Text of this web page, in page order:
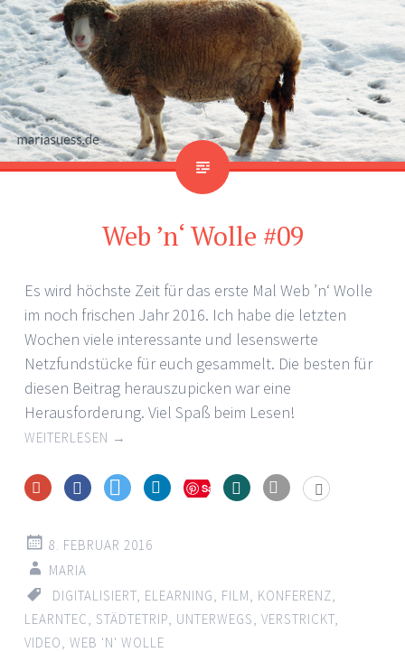
Web ’n‘ Wolle #09
Es wird höchste Zeit für das erste Mal Web ’n‘ Wolle
im noch frischen Jahr 2016. Ich habe die letzten
Wochen viele interessante und lesenswerte
Netzfundstücke für euch gesammelt. Die besten für
diesen Beitrag herauszupicken war eine
Herausforderung. Viel Spaß beim Lesen!
WEITERLESEN →
Save
8. FEBRUAR 2016
MARIA
DIGITALISIERT, ELEARNING, FILM, KONFERENZ,
LEARNTEC, STÄDTETRIP, UNTERWEGS, VERSTRICKT,
VIDEO, WEB 'N' WOLLE